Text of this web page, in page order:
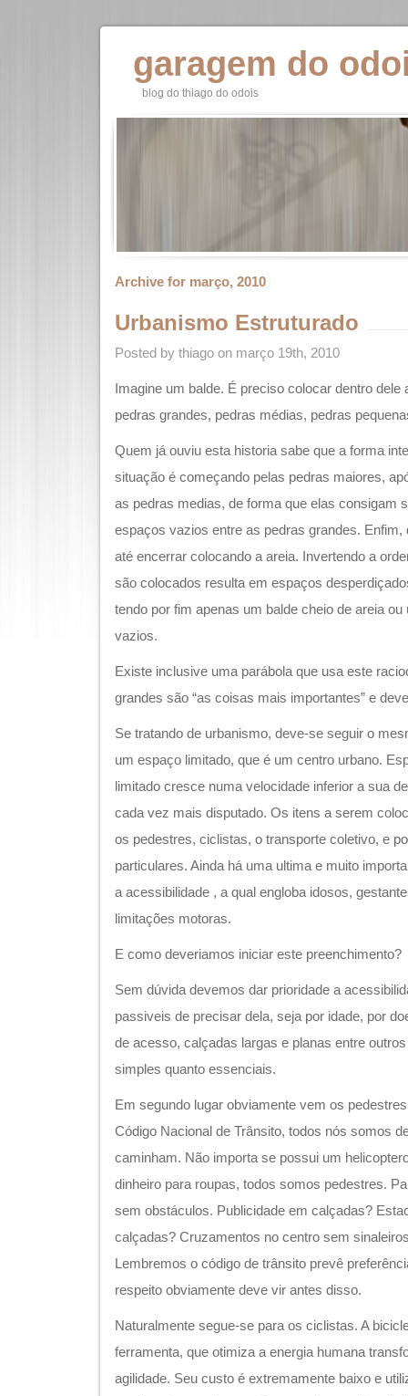
garagem do
blog do thiago do odois
Archive for março, 2010
Urbanismo Estruturado
Posted by thiago on março 19th, 2010
Imagine um balde. É preciso colocar dentro dele
pedras grandes, pedras médias, pedras
Quem já ouviu esta historia sabe que a forma
situação é começando pelas pedras maiores,
as pedras medias, de forma que elas consigam
espaços vazios entre as pedras grandes. Enfim,
até encerrar colocando a areia. Invertendo a
são colocados resulta em espaços
tendo por fim apenas um balde cheio de areia
vazios.
Existe inclusive uma parábola que usa este
grandes são “as coisas mais importantes” e
Se tratando de urbanismo, deve-se seguir o
um espaço limitado, que é um centro urbano.
limitado cresce numa velocidade inferior a sua
cada vez mais disputado. Os itens a serem
os pedestres, ciclistas, o transporte coletivo, e
particulares. Ainda há uma ultima e muito
a acessibilidade , a qual engloba idosos,
limitações motoras.
E como deveriamos iniciar este preenchimento?
Sem dúvida devemos dar prioridade a
passiveis de precisar dela, seja por idade, por
de acesso, calçadas largas e planas entre
simples quanto essenciais.
Em segundo lugar obviamente vem os
Código Nacional de Trânsito, todos nós somos
caminham. Não importa se possui um
dinheiro para roupas, todos somos pedestres.
sem obstáculos. Publicidade em calçadas?
calçadas? Cruzamentos no centro sem
Lembremos o código de trânsito prevê
respeito obviamente deve vir antes disso.
Naturalmente segue-se para os ciclistas. A
ferramenta, que otimiza a energia humana
agilidade. Seu custo é extremamente baixo e